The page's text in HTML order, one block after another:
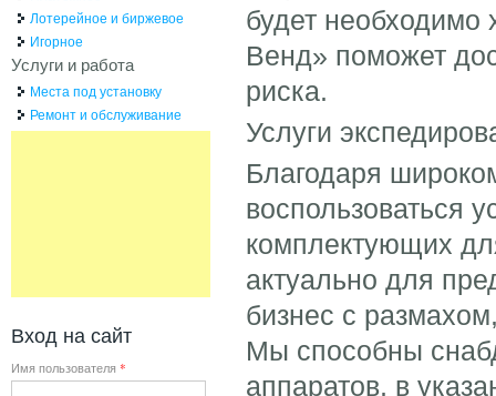
будет необходимо
Венд» поможет
риска.
Услуги
Благодаря
воспользоваться
комплектующих
актуально для
бизнес с
Мы способны
аппаратов, в
Лотерейное и биржевое
Игорное
Услуги и работа
Места под установку
Ремонт и обслуживание
Вход на сайт
Имя пользователя *